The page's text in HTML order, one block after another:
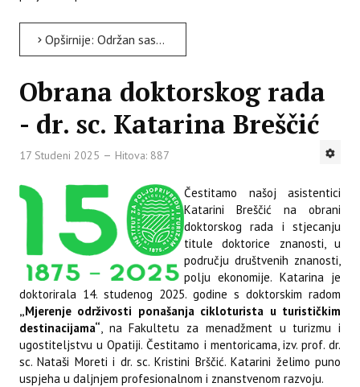
Opširnije: Održan sastanak projektnih partnera i dionika na Mallorci u sklopu projekta REVIVE
Obrana doktorskog rada
- dr. sc. Katarina Breščić
17 Studeni 2025 Hitova: 887
Čestitamo našoj asistentici
Katarini Breščić na obrani
doktorskog rada i stjecanju
titule doktorice znanosti, u
području društvenih znanosti,
polju ekonomije. Katarina je
doktorirala 14. studenog 2025. godine s doktorskim radom
„Mjerenje održivosti ponašanja cikloturista u turističkim
destinacijama“, na Fakultetu za menadžment u turizmu i
ugostiteljstvu u Opatiji. Čestitamo i mentoricama, izv. prof. dr.
sc. Nataši Moreti i dr. sc. Kristini Brščić. Katarini želimo puno
uspjeha u daljnjem profesionalnom i znanstvenom razvoju.